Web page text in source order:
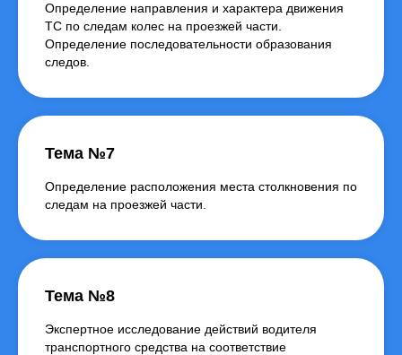
Определение направления и характера движения
ТС по следам колес на проезжей части.
Определение последовательности образования
следов.
Тема №7
Определение расположения места столкновения по
следам на проезжей части.
Тема №8
Экспертное исследование действий водителя
транспортного средства на соответствие